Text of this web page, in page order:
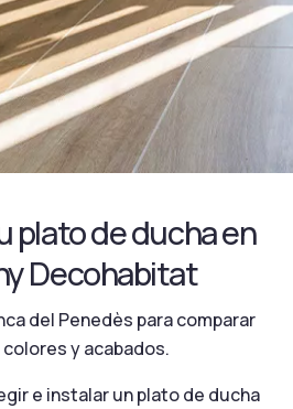
plato de ducha en
Decohabitat
del Penedès para comparar
y acabados.
e instalar un plato de ducha